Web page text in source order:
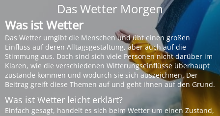
Das Wetter Morgen
Was ist Wetter
Das Wetter umgibt die Menschen und übt einen großen
Einfluss auf deren Alltagsgestaltung, aber auch auf die
Stimmung aus. Doch sind sich viele Personen nicht darüber im
Klaren, wie die verschiedenen Witterungseinflüsse überhaupt
zustande kommen und wodurch sie sich auszeichnen. Der
Beitrag greift diese Themen auf und geht ihnen auf den Grund.
Was ist Wetter leicht erklärt?
Einfach gesagt, handelt es sich beim Wetter um einen Zustand,